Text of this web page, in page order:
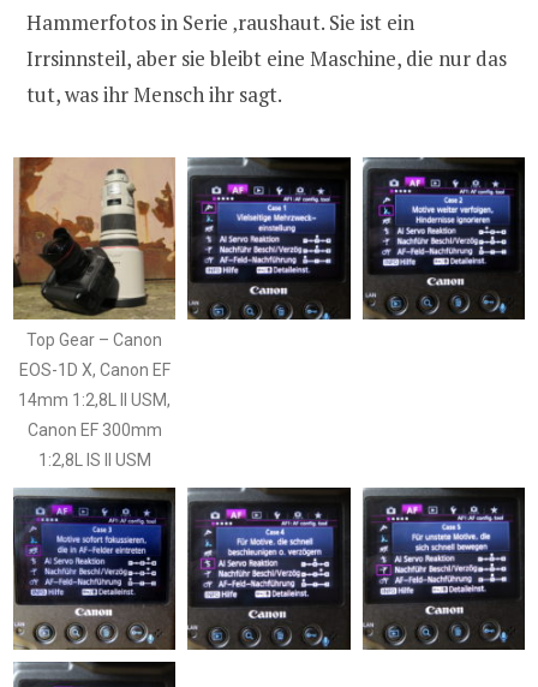
Hammerfotos in Serie ‚raushaut. Sie ist ein
Irrsinnsteil, aber sie bleibt eine Maschine, die nur das
tut, was ihr Mensch ihr sagt.
Top Gear – Canon
EOS-1D X, Canon EF
14mm 1:2,8L II USM,
Canon EF 300mm
1:2,8L IS II USM